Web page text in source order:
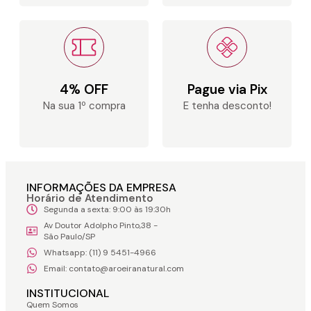
4% OFF
Na sua 1º compra
Pague via Pix
E tenha desconto!
INFORMAÇÕES DA EMPRESA
Horário de Atendimento
Segunda a sexta: 9:00 às 19:30h
Av Doutor Adolpho Pinto,38 -
São Paulo/SP
Whatsapp: (11) 9 5451-4966
Email: contato@aroeiranatural.com
INSTITUCIONAL
Quem Somos